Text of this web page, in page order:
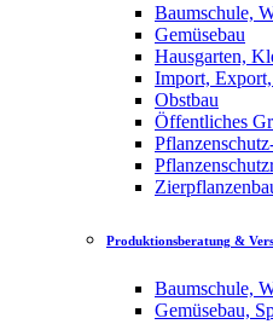
Baumschule,
Gemüsebau
Hausgarten,
Import,
Obstbau
Öffentliches
Produktionsberatung &
Baumschule,
Gemüsebau,